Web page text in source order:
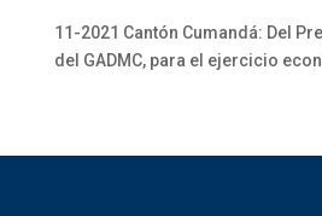
11-2021 Cantón Cumandá: Del
del GADMC, para el ejercicio